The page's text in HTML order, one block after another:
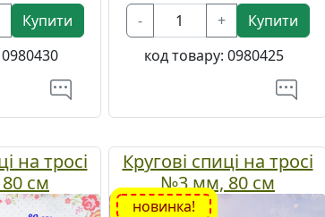
Купити
0980430
- +
Купити
код товару: 0980425
на тросі
см
Кругові спиці на тросі
№3 мм, 80 см
новинка!